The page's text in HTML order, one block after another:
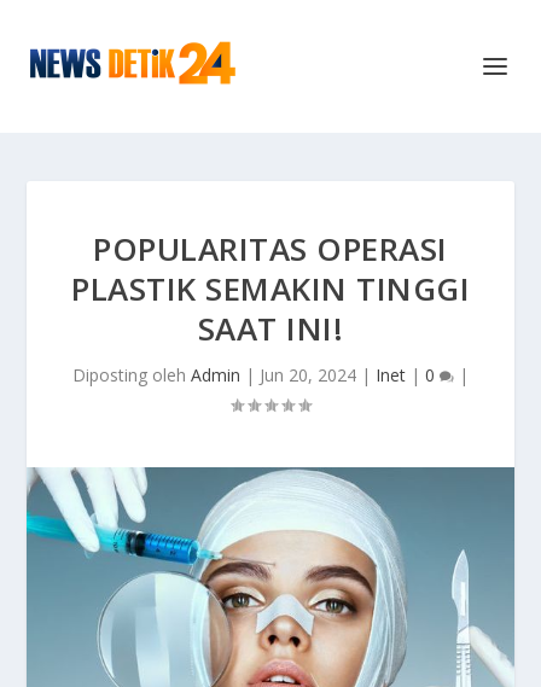
POPULARITAS OPERASI
PLASTIK SEMAKIN TINGGI
SAAT INI!
Diposting oleh Admin | Jun 20, 2024 | Inet | 0 |